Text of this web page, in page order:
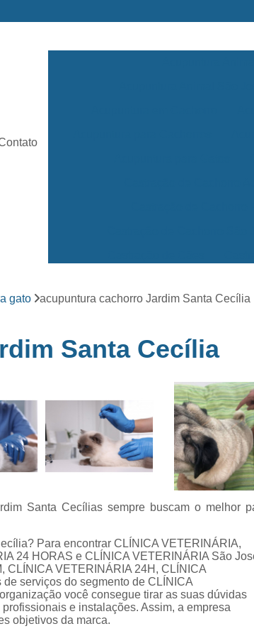
Clínica Veterinária Mais
Clínica Veterinária Popular Caçapava
Exame de Eletrocardiograma em
Exame de Eletrocardiograma em
Exame de Eletrocardiograma para
Exame de
Exame de
Exame de
Exame de Eletrocardiograma para
Exame de Raio X do Tórax
Exame de Raio X para
Exame de Ultrassom Abdominal Cão
gato acupuntura cachorro Jardim Santa Cecília
Santa Cecília
Santa Cecílias sempre buscam o melhor
Para encontrar CLÍNICA VETERINÁRIA,
24 HORAS e CLÍNICA VETERINÁRIA São
CLÍNICA VETERINÁRIA 24H, CLÍNICA
serviços do segmento de CLÍNICA
você consegue tirar as suas dúvidas
e instalações. Assim, a empresa
objetivos da marca.